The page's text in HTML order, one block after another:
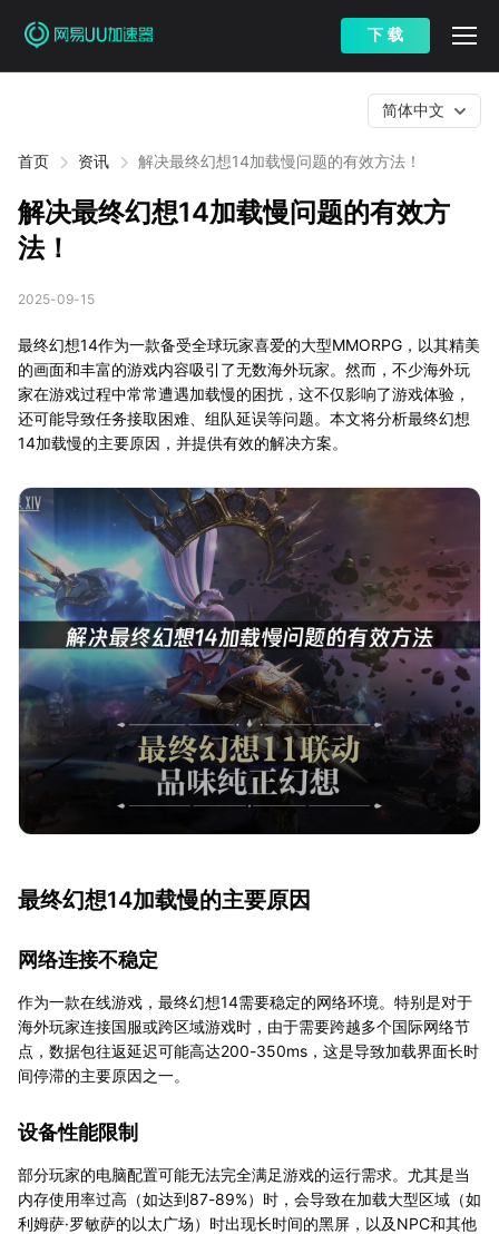
下 载
首页 资讯 解决最终幻想14加载慢问题的有效方法！
简体中文
解决最终幻想14加载慢问题的有效方
法！
2025-09-15
最终幻想14作为一款备受全球玩家喜爱的大型MMORPG，以其精美
的画面和丰富的游戏内容吸引了无数海外玩家。然而，不少海外玩
家在游戏过程中常常遭遇加载慢的困扰，这不仅影响了游戏体验，
还可能导致任务接取困难、组队延误等问题。本文将分析最终幻想
14加载慢的主要原因，并提供有效的解决方案。
最终幻想14加载慢的主要原因
网络连接不稳定
作为一款在线游戏，最终幻想14需要稳定的网络环境。特别是对于
海外玩家连接国服或跨区域游戏时，由于需要跨越多个国际网络节
点，数据包往返延迟可能高达200-350ms，这是导致加载界面长时
间停滞的主要原因之一。
设备性能限制
部分玩家的电脑配置可能无法完全满足游戏的运行需求。尤其是当
内存使用率过高（如达到87-89%）时，会导致在加载大型区域（如
利姆萨·罗敏萨的以太广场）时出现长时间的黑屏，以及NPC和其他